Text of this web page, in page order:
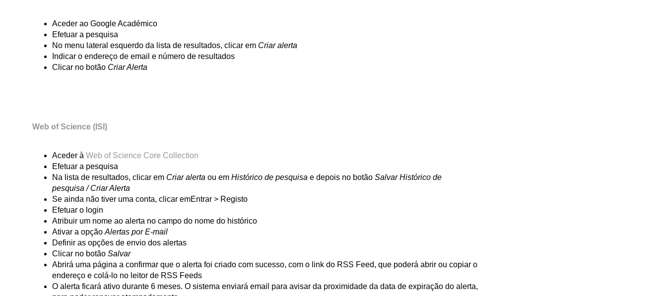
Aceder ao Google Académico
Efetuar a pesquisa
No menu lateral esquerdo da lista de resultados, clicar em Criar alerta
Indicar o endereço de email e número de resultados
Clicar no botão Criar Alerta
Web of Science (ISI)
Aceder à Web of Science Core Collection
Efetuar a pesquisa
Na lista de resultados, clicar em Criar alerta ou em Histórico de pesquisa e depois no botão Salvar Histórico de
pesquisa / Criar Alerta
Se ainda não tiver uma conta, clicar emEntrar > Registo
Efetuar o login
Atribuir um nome ao alerta no campo do nome do histórico
Ativar a opção Alertas por E-mail
Definir as opções de envio dos alertas
Clicar no botão Salvar
Abrirá uma página a confirmar que o alerta foi criado com sucesso, com o link do RSS Feed, que poderá abrir ou copiar o
endereço e colá-lo no leitor de RSS Feeds
O alerta ficará ativo durante 6 meses. O sistema enviará email para avisar da proximidade da data de expiração do alerta,